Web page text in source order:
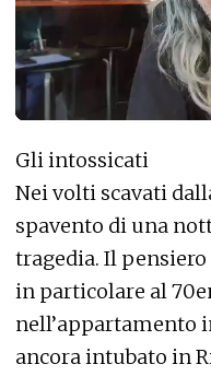
Gli intossicati
Nei volti scavati
spavento di una
tragedia. Il pensiero
in particolare al
nell’appartamento
ancora intubato in